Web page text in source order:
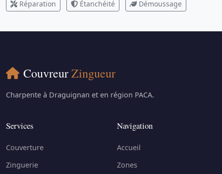
Réparation Étanchéité Démoussage
CouvreurZingueur
Charpente à Draguignan et en région PACA.
Services
Couverture
Zinguerie
Navigation
Accueil
Zones